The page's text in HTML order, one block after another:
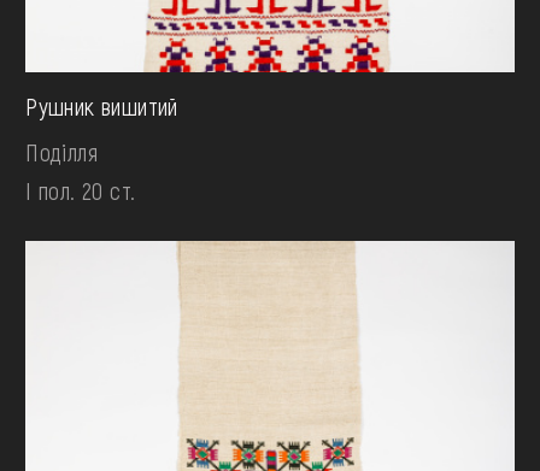
Рушник вишитий
Поділля
І пол. 20 ст.